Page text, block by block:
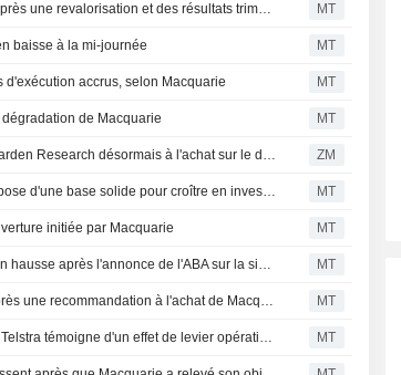
Le titre TAL Education progresse après une revalorisation et des résultats trimestriels supérieurs aux attentes MT
baisse à la mi-journée MT
d'exécution accrus, selon Macquarie MT
de Macquarie MT
MACQUARIE GROUP LIMITED : Jarden Research désormais à l'achat sur le dossier ZM
Macquarie Asset Management dispose d'une base solide pour croître en investissant progressivement dans les marchés privés, selon Jarden MT
initiée par Macquarie MT
Les actions de Macquarie Group en hausse après l'annonce de l'ABA sur la simplification de l'accréditation pour les banques de taille moyenne MT
Les actions de NIO progressent après une recommandation à l'achat de Macquarie MT
La croissance du ROIC du groupe Telstra témoigne d'un effet de levier opérationnel, selon Macquarie, rapporte The Australian MT